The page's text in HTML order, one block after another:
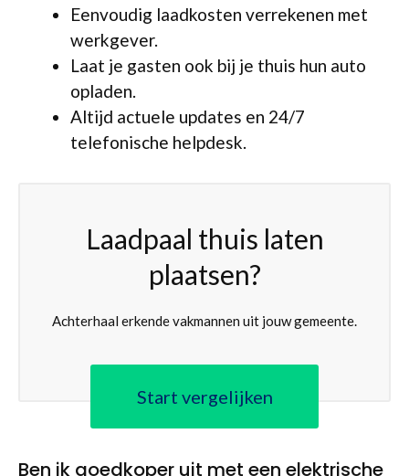
Eenvoudig laadkosten verrekenen met
werkgever.
Laat je gasten ook bij je thuis hun auto
opladen.
Altijd actuele updates en 24/7
telefonische helpdesk.
Laadpaal thuis laten
plaatsen?
Achterhaal erkende vakmannen uit jouw gemeente.
Start vergelijken
Ben ik goedkoper uit met een elektrische